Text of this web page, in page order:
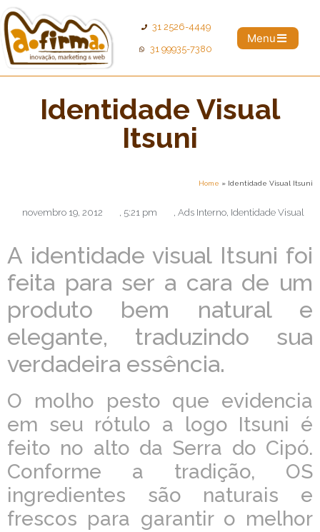
31 2526-4449
31 99935-7380
Menu
Identidade Visual
Itsuni
Home » Identidade Visual Itsuni
novembro 19, 2012 , 5:21 pm , Ads Interno, Identidade Visual
A identidade visual Itsuni foi
feita para ser a cara de um
produto bem natural e
elegante, traduzindo sua
verdadeira essência.
O molho pesto que evidencia
em seu rótulo a logo Itsuni é
feito no alto da Serra do Cipó.
Conforme a tradição, OS
ingredientes são naturais e
frescos para garantir o melhor